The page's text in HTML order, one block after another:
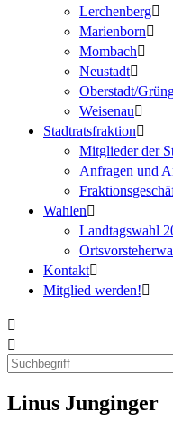
Lerchenberg
Marienborn
Mombach
Neustadt
Oberstadt/
Weisenau
Stadtratsfraktion
Mitglieder der
Anfragen und
Wahlen
Landtagswahl
Kontakt
Mitglied werden!
Linus Junginger